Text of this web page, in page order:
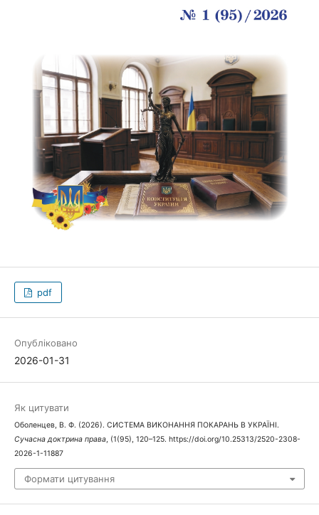
pdf
Опубліковано
2026-01-31
Як цитувати
Оболенцев, В. Ф. (2026). СИСТЕМА ВИКОНАННЯ ПОКАРАНЬ В УКРАЇНІ.
Сучасна доктрина права, (1(95), 120–125. https://doi.org/10.25313/2520-2308-
2026-1-11887
Формати цитування